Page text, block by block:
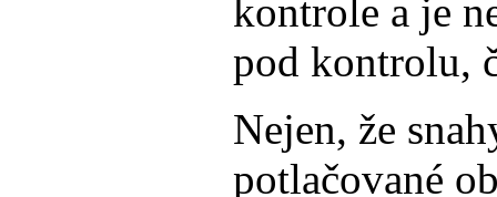
kontrole a je
pod kontrolu,
Nejen, že
potlačované